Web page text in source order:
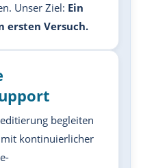
Unser Ziel: Ein
ersten Versuch.
begleiten
kontinuierlicher